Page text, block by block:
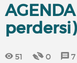
perdersi)
51 0 7